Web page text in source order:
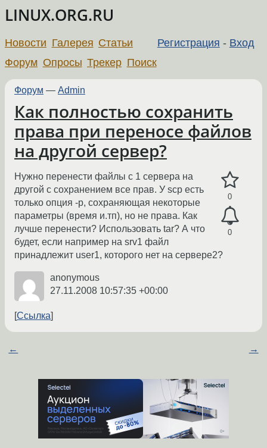
LINUX.ORG.RU
Регистрация - Вход
Новости Галерея Статьи
Форум Опросы Трекер Поиск
Форум — Admin
Как полностью сохранить
права при переносе файлов
на другой сервер?
0
0
Нужно перенести файлы с 1 сервера на
другой с сохранением все прав. У scp есть
только опция -p, сохраняющая некоторые
параметры (время и.тп), но не права. Как
лучше перенести? Использовать tar? А что
будет, если например на srv1 файл
принадлежит user1, которого нет на сервере2?
anonymous
27.11.2008 10:57:35 +00:00
Ссылка
← →